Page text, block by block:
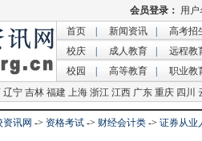
首页
新闻资讯
高考招
校庆
成人教育
远程教
校园
高等教育
职业教
辽宁 吉林 福建 上海 浙江 江西 广东 重庆 四川
资讯网 -> 资格考试 -> 财经会计类 -> 证券从业